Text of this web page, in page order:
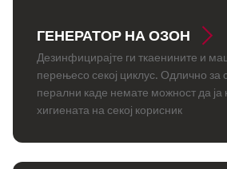
ГЕНЕРАТОР НА ОЗОН
Дезинфицирајте ги ткаенините и
перењесо секој циклус. Одлично за
перални каде немате можност да ја
хигиената на секој корисник